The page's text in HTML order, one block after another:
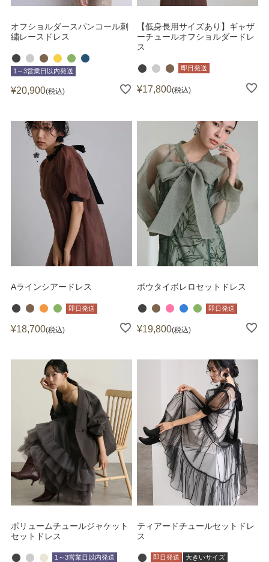
オフショルダースパンコール刺
繍レースドレス
1～3営業日以内発送
¥20,900 税込
【低身長用サイズあり】ギャザ
ーチュールオフショルダードレ
ス
即日発送
¥17,800 税込
Aラインシアードレス
即日発送
¥18,700 税込
ボウタイボレロセットドレス
即日発送
¥19,800 税込
ボリュームチュールジャケット
セットドレス
1～3営業日以内発送
ティアードチュールセットドレ
ス
即日発送 大きいサイズ